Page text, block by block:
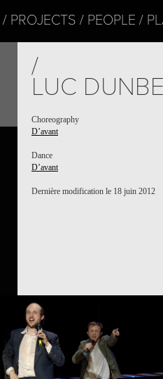
PROJECTS PEOPLE
/
LUC
Choreography
D’avant
Dance
D’avant
Dernière modification le 18 juin 2012